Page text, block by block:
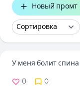
Новый промт
У меня болит
0 0